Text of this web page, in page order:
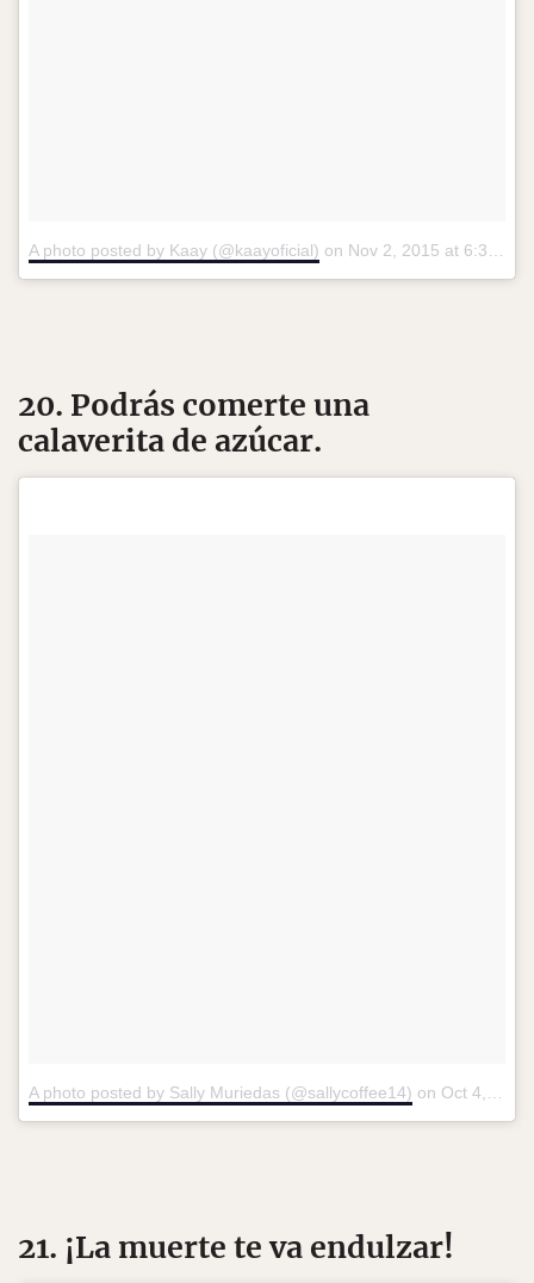
A photo posted by Kaay (@kaayoficial) on Nov 2, 2015 at 6:36pm PST
20. Podrás comerte una
calaverita de azúcar.
A photo posted by Sally Muriedas (@sallycoffee14) on Oct 4, 2016 at 8:37am PDT
21. ¡La muerte te va endulzar!